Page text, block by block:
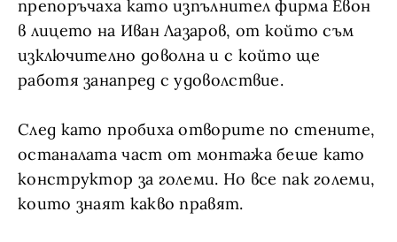
препоръчаха като изпълнител фирма Евон
в лицето на Иван Лазаров, от който съм
изключително доволна и с който ще
работя занапред с удоволствие.
След като пробиха отворите по стените,
останалата част от монтажа беше като
конструктор за големи. Но все пак големи,
които знаят какво правят.